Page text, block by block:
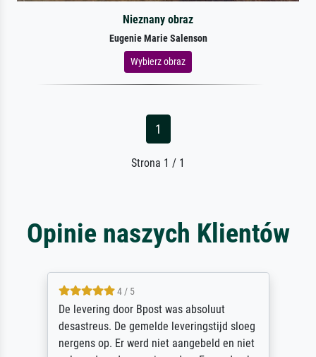
Nieznany obraz
Eugenie Marie Salenson
Wybierz obraz
1
Strona 1 / 1
Opinie naszych Klientów
door Bpost was absoluut
De gemelde leveringstijd sloeg
op. Er werd niet aangebeld en niet